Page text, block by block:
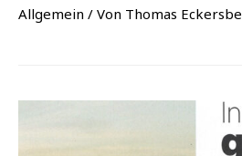
Allgemein / Von Thomas